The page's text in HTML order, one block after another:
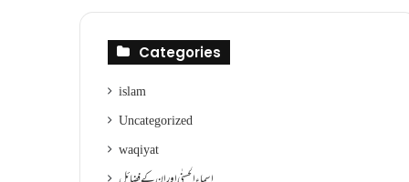
Categories
islam
Uncategorized
waqiyat